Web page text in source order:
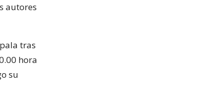
autores
tras
hora
su